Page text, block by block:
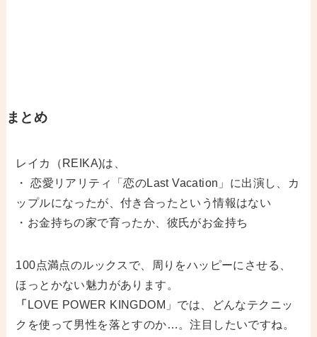
まとめ
レイカ（REIKA)は、
・
恋愛リアリティ「恋のLast Vacation」に出演し、カ
ップルになったが、付き合ったという情報はない
・お金持ちの家で育ったか、彼氏がお金持ち
100点満点のルックスで、周りをハッピーにさせる、
ほっとかない魅力があります。
「 LOVE POWER KINGDOM」では、どんなテクニッ
クを使って男性を落とすのか…。注目したいですね。